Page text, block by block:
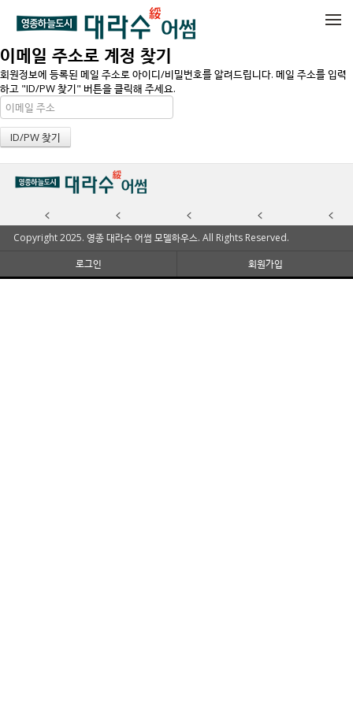
메뉴 건너뛰기
이메일 주소로 계정 찾기
회원정보에 등록된 메일 주소로 아이디/비밀번호를 알려드립니다. 메일 주소를 입력
하고 "ID/PW 찾기" 버튼을 클릭해 주세요.
Copyright 2025. 영종 대라수 어썸 모델하우스. All Rights Reserved.
로그인
회원가입